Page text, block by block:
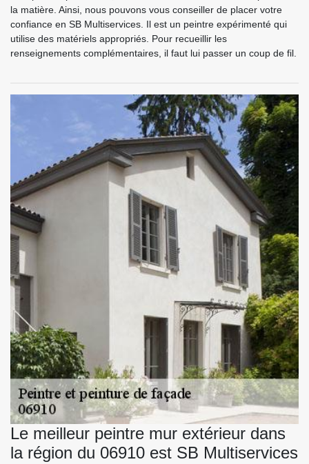
la matière. Ainsi, nous pouvons vous conseiller de placer votre
confiance en SB Multiservices. Il est un peintre expérimenté qui
utilise des matériels appropriés. Pour recueillir les
renseignements complémentaires, il faut lui passer un coup de fil.
Le meilleur peintre mur extérieur dans
la région du 06910 est SB Multiservices